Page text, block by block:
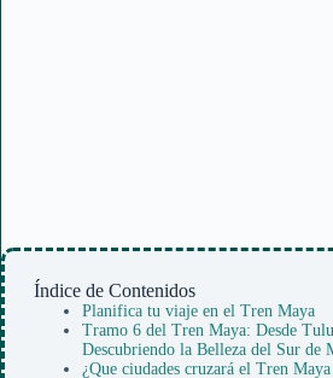
Índice de Contenidos
Planifica tu viaje en el Tren Maya
Tramo 6 del Tren Maya: Desde
Descubriendo la Belleza del Sur de
¿Que ciudades cruzará el Tren